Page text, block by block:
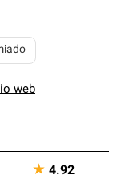
incomparable.
web
★ 4.92